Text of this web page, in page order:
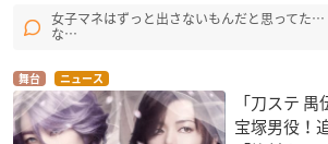
女子マネはずっと出さないもんだと思ってた
な…
舞台 ニュース
「刀ステ
宝塚男役！